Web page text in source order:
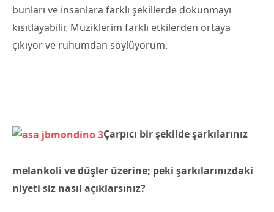
bunları ve insanlara farklı şekillerde dokunmayı
kısıtlayabilir. Müziklerim farklı etkilerden ortaya
çıkıyor ve ruhumdan söylüyorum.
Çarpıcı bir şekilde şarkılarınız
melankoli ve düşler üzerine; peki şarkılarınızdaki
niyeti siz nasıl açıklarsınız?